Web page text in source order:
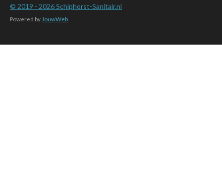
© 2019 - 2026Schiphorst-Sanitair.nl
Powered by JouwWeb